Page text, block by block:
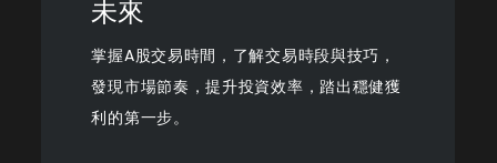
未來
掌握A股交易時間，了解交易時段與技巧，
發現市場節奏，提升投資效率，踏出穩健獲
利的第一步。